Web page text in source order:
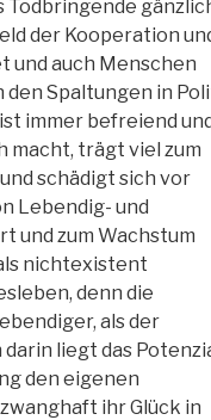
Todbringende
der Kooperation
und auch Menschen
Spaltungen in
immer befreiend
macht, trägt viel zum
schädigt sich vor
Lebendig- und
und zum Wachstum
nichtexistent
denn die
als der
liegt das
den eigenen
ihr Glück in